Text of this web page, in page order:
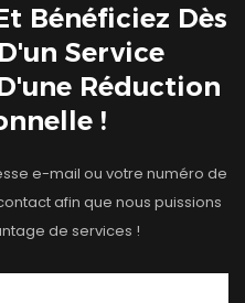
Bénéficiez Dès
Service
Réduction
!
e-mail ou votre numéro de
afin que nous puissions
de services !